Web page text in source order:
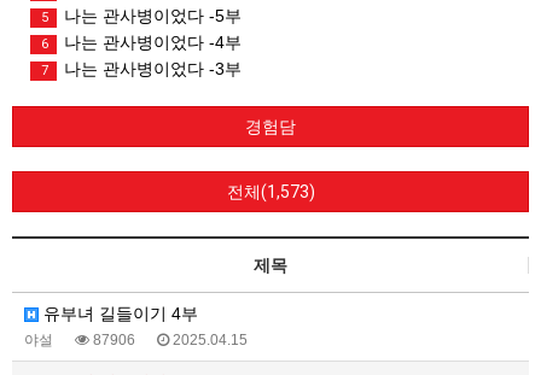
5 나는 관사병이었다 -5부
6 나는 관사병이었다 -4부
7 나는 관사병이었다 -3부
경험담
전체(1,573)
제목
유부녀 길들이기 4부
야설 87906 2025.04.15